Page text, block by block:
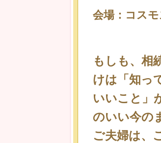
会場：コス
もしも、相
けは「知っ
いいこと」
のいい今の
ご夫婦は、